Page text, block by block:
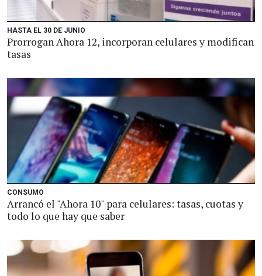
HASTA EL 30 DE JUNIO
Prorrogan Ahora 12, incorporan celulares y modifican
tasas
CONSUMO
Arrancó el "Ahora 10" para celulares: tasas, cuotas y
todo lo que hay que saber